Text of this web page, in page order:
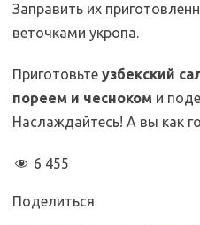
Заправить их
веточками укропа.
Приготовьте узбекский
пореем и чесноком и
Наслаждайтесь! А вы как
6 455
Поделиться